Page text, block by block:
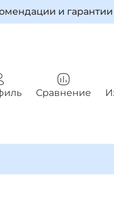
и гарантии
Сравнение